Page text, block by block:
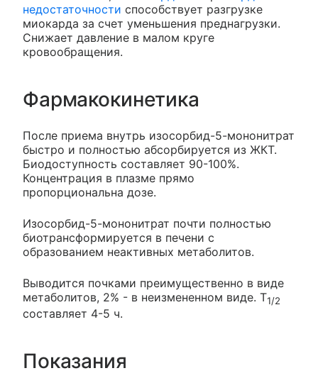
недостаточности способствует разгрузке
миокарда за счет уменьшения преднагрузки.
Снижает давление в малом круге
кровообращения.
Фармакокинетика
После приема внутрь изосорбид-5-мононитрат
быстро и полностью абсорбируется из ЖКТ.
Биодоступность составляет 90-100%.
Концентрация в плазме прямо
пропорциональна дозе.
Изосорбид-5-мононитрат почти полностью
биотрансформируется в печени с
образованием неактивных метаболитов.
Выводится почками преимущественно в виде
метаболитов, 2% - в неизмененном виде. T1/2
составляет 4-5 ч.
Показания